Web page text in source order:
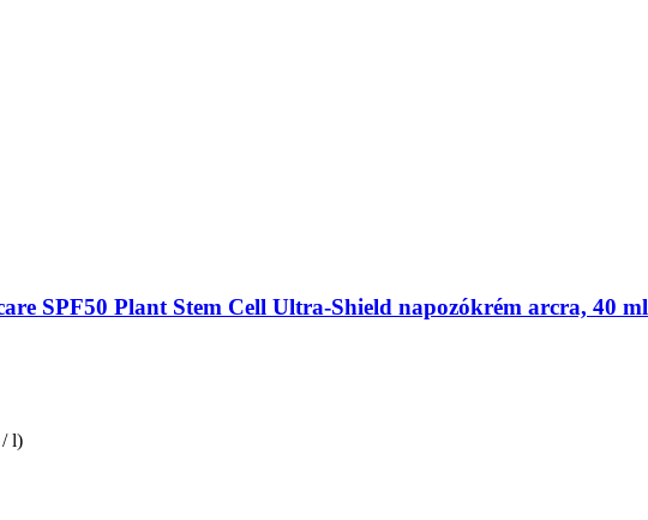
SPF50 Plant Stem Cell Ultra-​Shield napozókrém arcra, 40 ml
l)